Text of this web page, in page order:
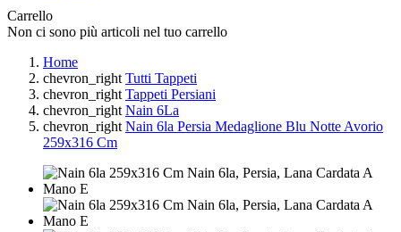
Carrello
Non ci sono più articoli nel tuo carrello
Home
chevron_right Tutti Tappeti
chevron_right Tappeti Persiani
chevron_right Nain 6La
chevron_right Nain 6la Persia Medaglione Blu Notte Avorio
259x316 Cm